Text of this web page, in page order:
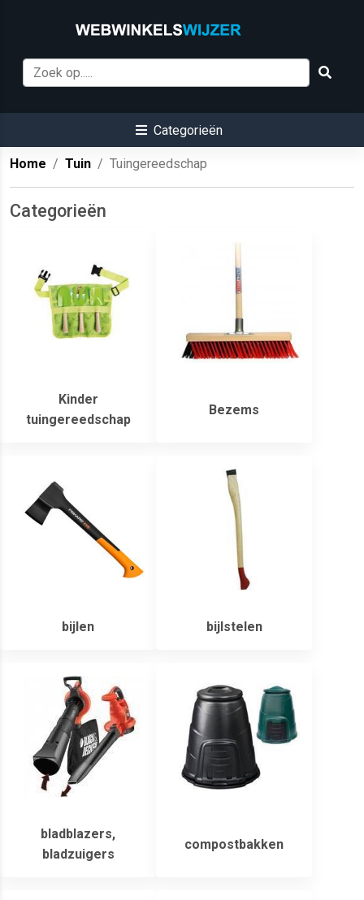
Categorieën
Home Tuin Tuingereedschap
Categorieën
Kinder
tuingereedschap
Bezems
bijlen bijlstelen
bladblazers,
bladzuigers
compostbakken